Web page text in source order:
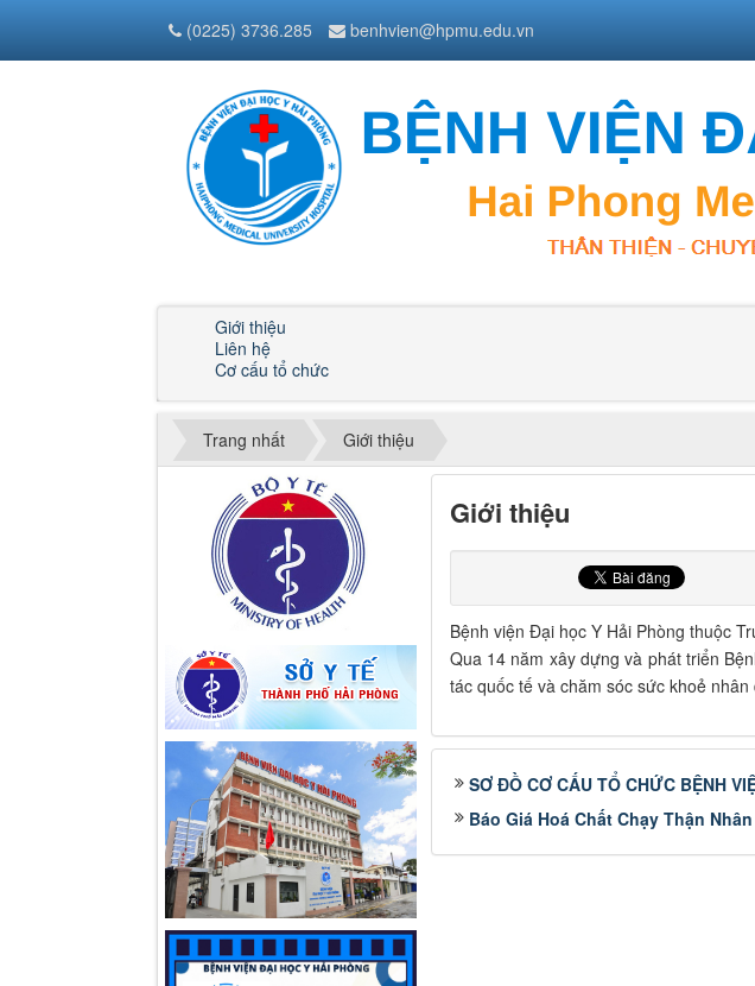
Giới thiệu
Liên hệ
Cơ cấu tổ chức
(0225) 3736.285 benhvien@hpmu.edu.vn
Trang nhất Giới thiệu
Giới thiệu
Bệnh viện Đại học Y Hải Phòng thuộc
Qua 14 năm xây dựng và phát triển
tác quốc tế và chăm sóc sức khoẻ nhân
SƠ ĐỒ CƠ CẤU TỔ CHỨC BỆNH
Báo Giá Hoá Chất Chạy Thận